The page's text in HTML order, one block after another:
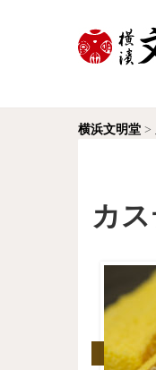
横浜文明堂 >
カ